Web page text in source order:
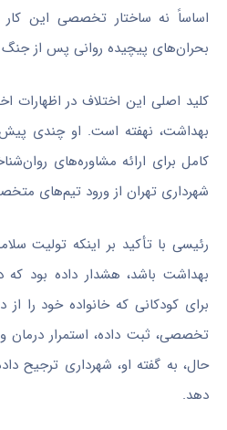
اساساً نه ساختار تخصصی این کار
بحران‌های پیچیده روانی پس از جنگ
کلید اصلی این اختلاف در اظهارات
بهداشت، نهفته است. او چندی پیش
کامل برای ارائه مشاوره‌های
شهرداری تهران از ورود تیم‌های
رئیسی با تأکید بر اینکه تولیت
بهداشت باشد، هشدار داده بود که
برای کودکانی که خانواده خود را از
تخصصی، ثبت داده، استمرار
حال، به گفته او، شهرداری ترجیح
دهد.